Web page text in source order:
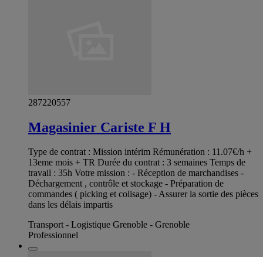
287220557
Magasinier Cariste F H
Type de contrat : Mission intérim Rémunération : 11.07€/h +
13eme mois + TR Durée du contrat : 3 semaines Temps de
travail : 35h Votre mission : - Réception de marchandises -
Déchargement , contrôle et stockage - Préparation de
commandes ( picking et colisage) - Assurer la sortie des pièces
dans les délais impartis
Transport - Logistique Grenoble - Grenoble
Professionnel